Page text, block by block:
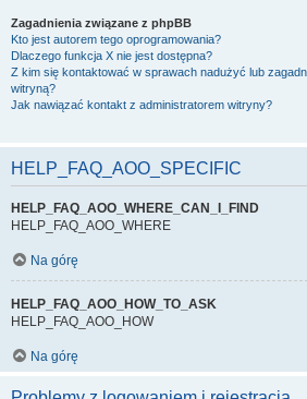
Zagadnienia związane z phpBB
Kto jest autorem tego oprogramowania?
Dlaczego funkcja X nie jest dostępna?
Z kim się kontaktować w sprawach nadużyć lub
witryną?
Jak nawiązać kontakt z administratorem witryny?
HELP_FAQ_AOO_SPECIFIC
HELP_FAQ_AOO_WHERE_CAN_I_FIND
HELP_FAQ_AOO_WHERE
Na górę
HELP_FAQ_AOO_HOW_TO_ASK
HELP_FAQ_AOO_HOW
Na górę